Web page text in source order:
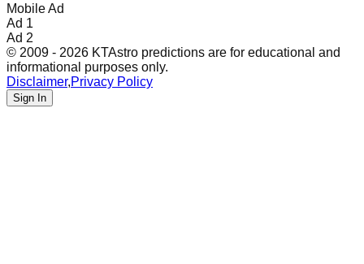
Mobile Ad
Ad 1
Ad 2
© 2009 - 2026 KTAstro predictions are for educational and
informational purposes only.
Disclaimer,Privacy Policy
Sign In